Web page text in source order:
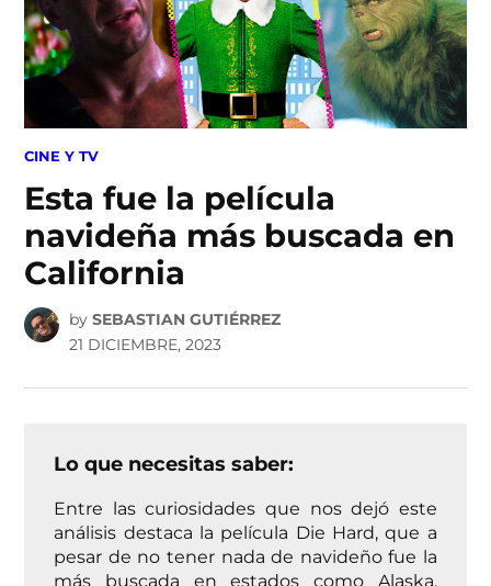
POSTED
CINE Y TV
Esta fue la película
navideña más buscada en
California
by SEBASTIAN GUTIÉRREZ
21 DICIEMBRE, 2023
Lo que necesitas saber:
Entre las curiosidades que nos dejó este
análisis destaca la película Die Hard, que a
pesar de no tener nada de navideño fue la
más buscada en estados como Alaska,